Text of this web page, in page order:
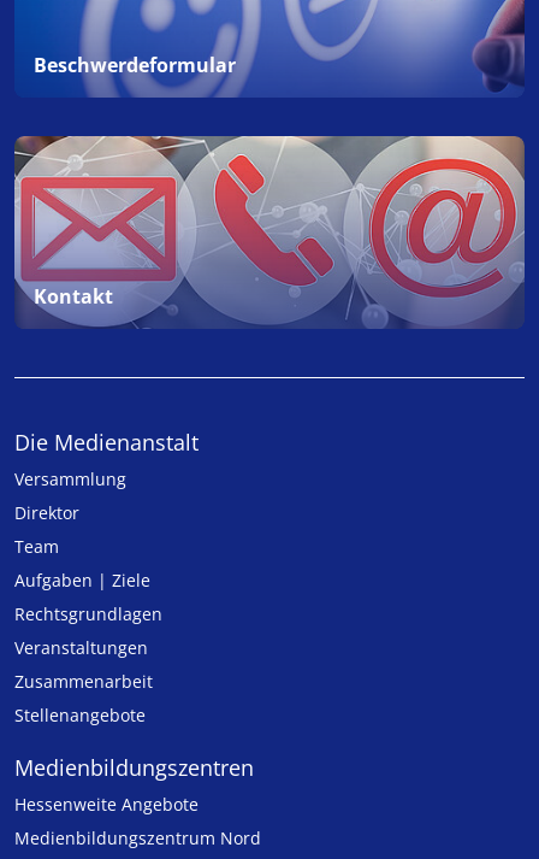
Beschwerdeformular
Kontakt
Die Medienanstalt
Versammlung
Direktor
Team
Aufgaben | Ziele
Rechtsgrundlagen
Veranstaltungen
Zusammenarbeit
Stellenangebote
Medien­bildungs­zentren
Hessenweite Angebote
Medienbildungszentrum Nord